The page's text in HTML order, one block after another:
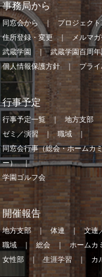
事務局から
同窓会から プロジェク
住所登録・変更
メルマ
武蔵学園
武蔵学園百周
個人情報保護方針
プラ
行事予定
行事予定一覧 地方支部
ゼミ／演習
職域
同窓会行事（総会・ホームカ
ー）
学園ゴルフ会
開催報告
地方支部 体連 文連
職域
総会 ホームカ
女性部
生涯学習 カ